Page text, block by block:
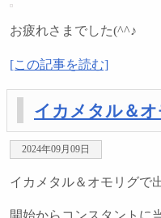
お疲れさまでした(^^♪
[この記事を読む]
イカメタル＆オ
2024年09月09日
イカメタル＆オモリグで
開始からコンスタントに